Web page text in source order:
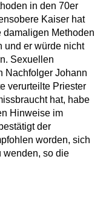
in den 70er
Kaiser hat
Methoden
und er würde nicht
Sexuellen
Nachfolger Johann
verurteilte Priester
hat, habe
Hinweise im
der
worden, sich
wenden, so die